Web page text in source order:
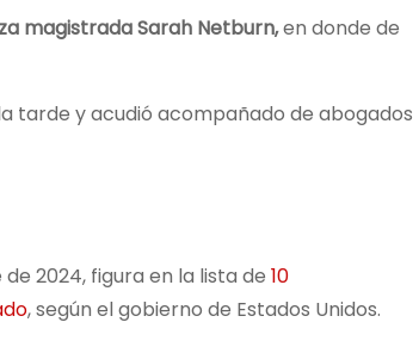
magistrada Sarah Netburn,en donde de
tarde y acudió acompañado de abogados
2024, figura en la lista de 10
, según el gobierno de Estados Unidos.